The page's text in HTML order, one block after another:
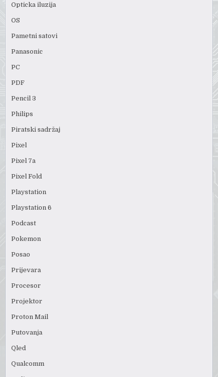
Opticka iluzija
OS
Pametni satovi
Panasonic
PC
PDF
Pencil 3
Philips
Piratski sadržaj
Pixel
Pixel 7a
Pixel Fold
Playstation
Playstation 6
Podcast
Pokemon
Posao
Prijevara
Procesor
Projektor
Proton Mail
Putovanja
Qled
Qualcomm